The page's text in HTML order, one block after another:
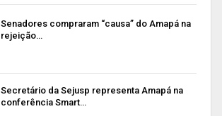
Senadores compraram “causa” do Amapá na
rejeição…
Secretário da Sejusp representa Amapá na
conferência Smart…